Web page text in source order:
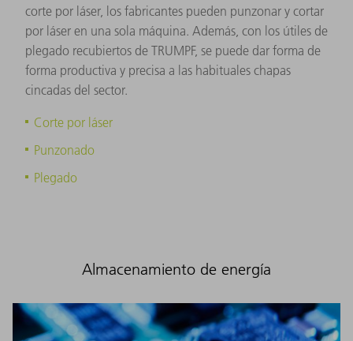
corte por láser, los fabricantes pueden punzonar y cortar
por láser en una sola máquina. Además, con los útiles de
plegado recubiertos de TRUMPF, se puede dar forma de
forma productiva y precisa a las habituales chapas
cincadas del sector.
Corte por láser
Punzonado
Plegado
Almacenamiento de energía